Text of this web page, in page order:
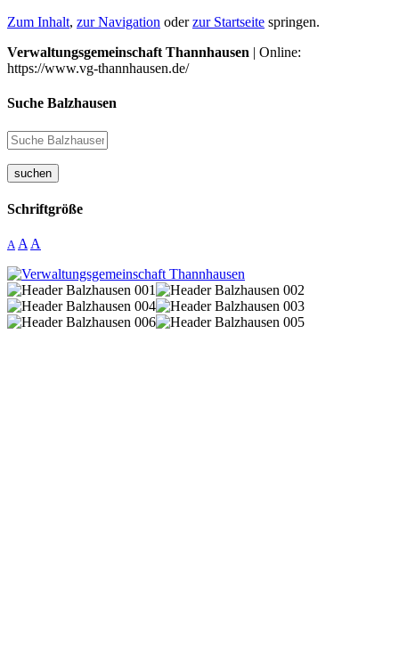
Zum Inhalt, zur Navigation oderzur Startseite springen.
Verwaltungsgemeinschaft Thannhausen | Online:
https://www.vg-thannhausen.de/
Suche Balzhausen
suchen
Schriftgröße
A A A